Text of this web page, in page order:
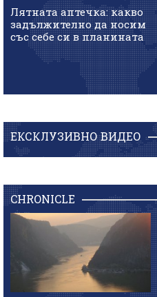
Лятната аптечка: какво
задължително да носим
със себе си в планината
ЕКСКЛУЗИВНО ВИДЕО
CHRONICLE